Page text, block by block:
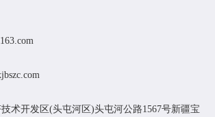
术开发区(头屯河区)头屯河公路1567号新疆宝